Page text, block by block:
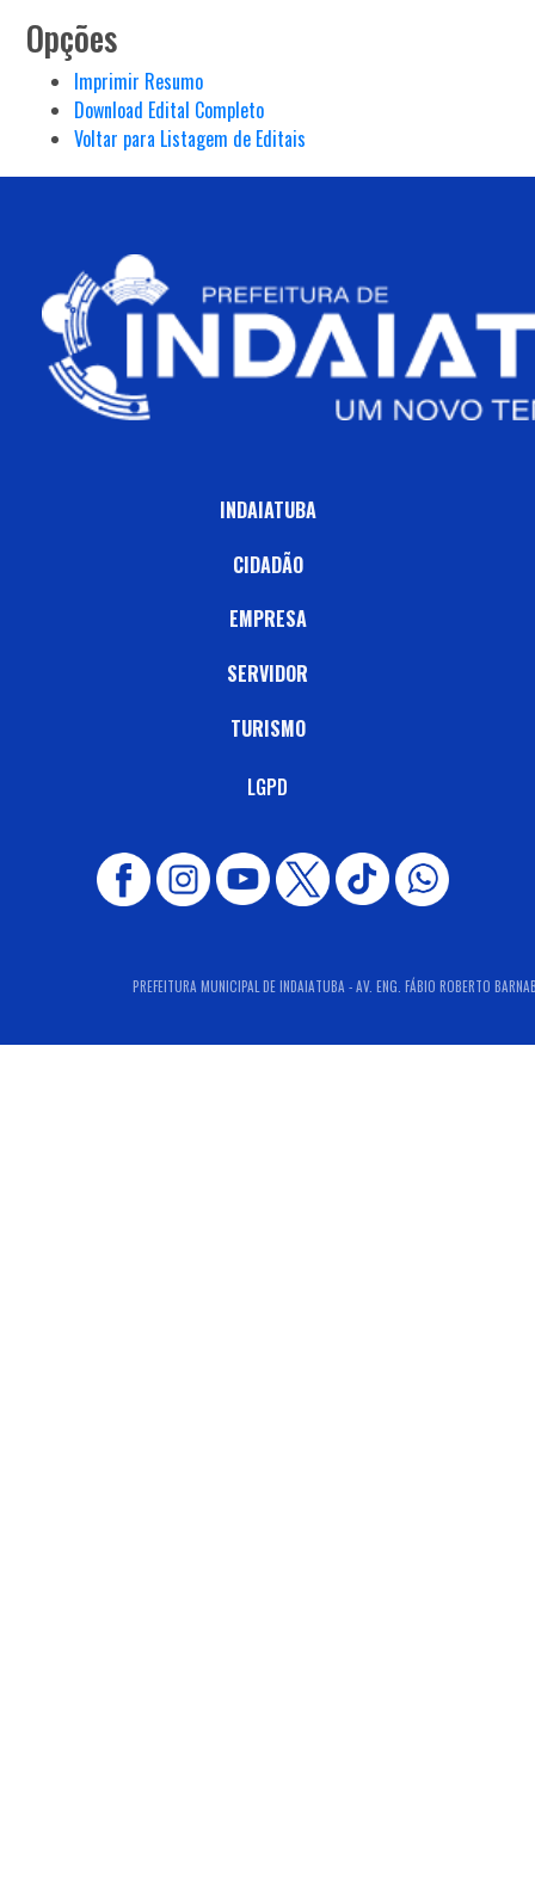
Opções
Imprimir Resumo
Download Edital Completo
Voltar para Listagem de Editais
INDAIATUBA
CIDADÃO
EMPRESA
SERVIDOR
TURISMO
LGPD
PREFEITURA MUNICIPAL DE INDAIATUBA - AV. ENG. FÁBIO ROBERTO